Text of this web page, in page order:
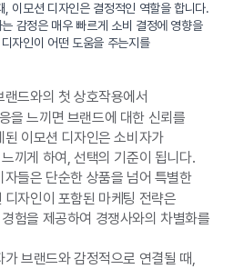
, 이모션 디자인은 결정적인 역할을 합니다.
감정은 매우 빠르게 소비 결정에 영향을
자인이 어떤 도움을 주는지를
드와의 첫 상호작용에서
을 느끼면 브랜드에 대한 신뢰를
이모션 디자인은 소비자가
끼게 하여, 선택의 기준이 됩니다.
들은 단순한 상품을 넘어 특별한
자인이 포함된 마케팅 전략은
험을 제공하여 경쟁사와의 차별화를
브랜드와 감정적으로 연결될 때,